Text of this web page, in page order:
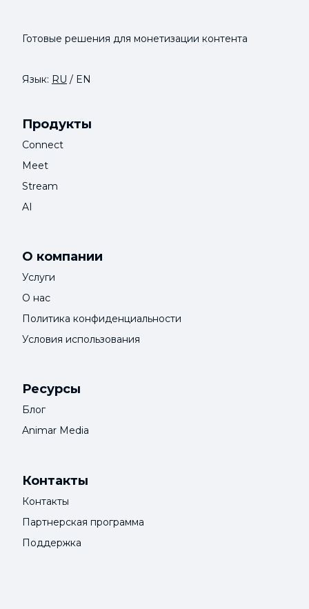
Готовые решения для монетизации контента
Язык: RU / EN
Продукты
Connect
Meet
Stream
AI
О компании
Услуги
О нас
Политика конфиденциальности
Условия использования
Ресурсы
Блог
Animar Media
Контакты
Контакты
Партнерская программа
Поддержка